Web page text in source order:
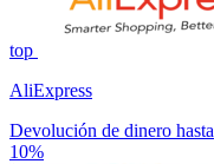
top
AliExpress
Devolución de dinero hasta
10%